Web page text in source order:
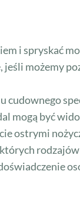
i spryskać
możemy
mogą być
ostrymi